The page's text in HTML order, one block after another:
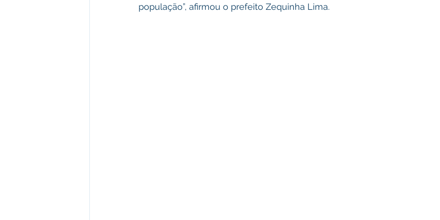
população”, afirmou o prefeito Zequinha Lima.